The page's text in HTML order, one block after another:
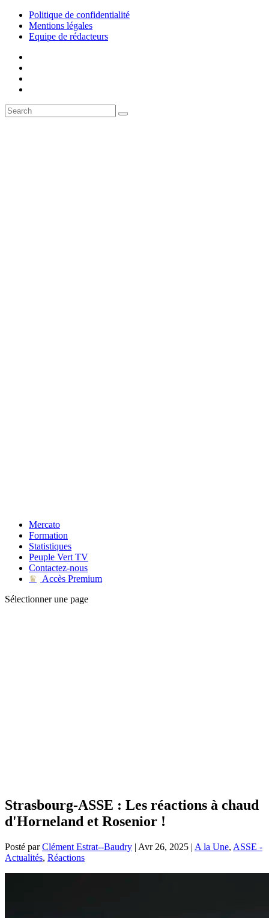
Politique de confidentialité
Mentions légales
Equipe de rédacteurs
Mercato
Formation
Statistiques
Peuple Vert TV
Contactez-nous
♛
Accès Premium
Sélectionner une page
Strasbourg-ASSE : Les réactions à chaud
d'Horneland et Rosenior !
Posté parClément Estrat--Baudry | Avr 26, 2025 | A la Une, ASSE -
Actualités, Réactions